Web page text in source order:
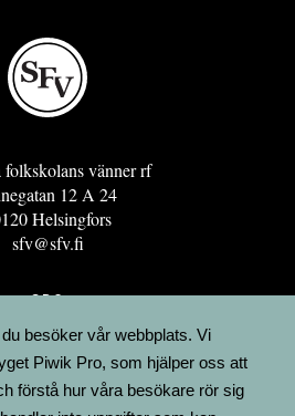
folkskolans vänner rf
12 A 24
Helsingfors
sfv@sfv.fi
GRO
FINLAND
besöker vår webbplats. Vi
Piwik Pro, som hjälper oss att
förstå hur våra besökare rör sig